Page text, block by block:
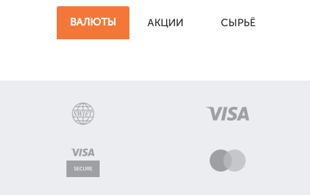
ВАЛЮТЫ АКЦИИ СЫРЬЁ